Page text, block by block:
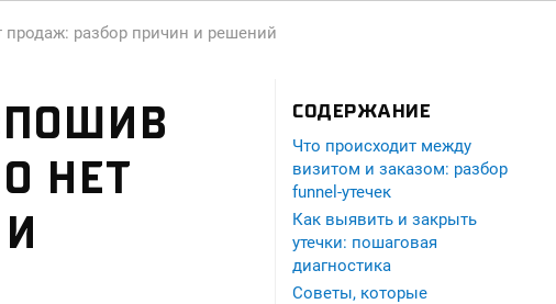
разбор причин и решений
НЕТ
СОДЕРЖАНИЕ
Что происходит между
визитом и заказом: разбор
funnel-утечек
Как выявить и закрыть
утечки: пошаговая
диагностика
Советы, которые